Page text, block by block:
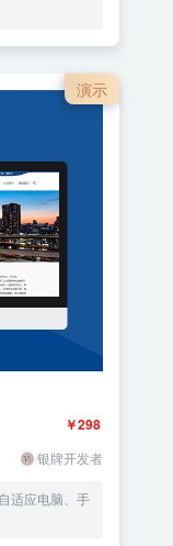
演示
￥298
银牌开发者
适应电脑、手